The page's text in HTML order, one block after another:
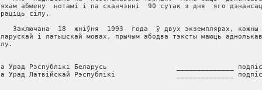
абмену  нотамi i па сканчэннi  90 сутак з дня  яго
сiлу.
Заключана  18  жнiўня  1993  года  ў двух экземплярах, кожны
i латышскай мовах, прычым абодва тэксты маюць
Урад Рэспублiкi Беларусь                 ______________ подпiс
Урад Латвiйскай Рэспублiкi               ______________ подпiс